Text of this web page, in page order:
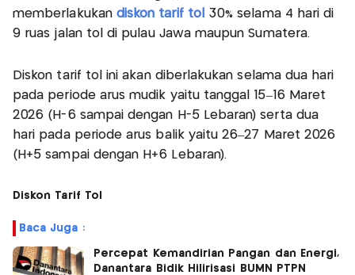
memberlakukan diskon tarif tol
30% selama 4 hari di
9 ruas jalan tol di pulau Jawa maupun Sumatera.
Diskon tarif tol ini akan diberlakukan selama dua hari
pada periode arus mudik yaitu tanggal 15–16 Maret
2026 (H-6 sampai dengan H-5 Lebaran) serta dua
hari pada periode arus balik yaitu 26–27 Maret 2026
(H+5 sampai dengan H+6 Lebaran).
Diskon Tarif Tol
Baca Juga :
Percepat Kemandirian Pangan dan Energi,
Danantara Bidik Hilirisasi BUMN PTPN